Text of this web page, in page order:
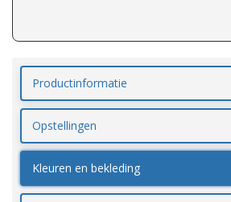
Productinformatie
Opstellingen
Kleuren en bekleding